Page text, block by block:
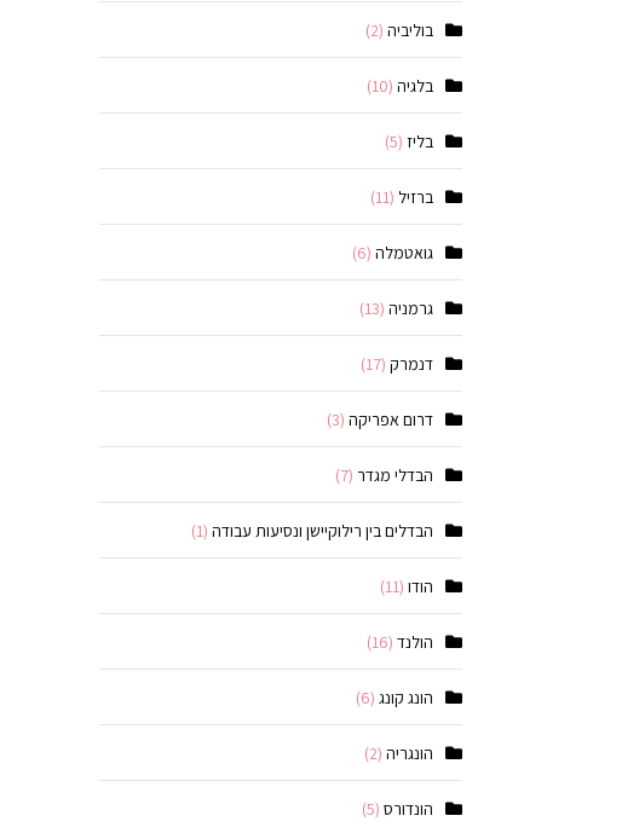
בוליביה (2)
בלגיה (10)
בליז (5)
ברזיל (11)
גואטמלה (6)
גרמניה (13)
דנמרק (17)
דרום אפריקה (3)
הבדלי מגדר (7)
הבדלים בין רילוקיישן ונסיעות עבודה (1)
הודו (11)
הולנד (16)
הונג קונג (6)
הונגריה (2)
הונדורס (5)